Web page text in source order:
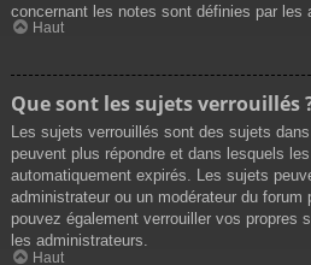
concernant les notes sont définies par les
Haut
Que sont les sujets verrouillés
Les sujets verrouillés sont des sujets
peuvent plus répondre et dans lesquels
automatiquement expirés. Les sujets
administrateur ou un modérateur du
pouvez également verrouiller vos propres
les administrateurs.
Haut